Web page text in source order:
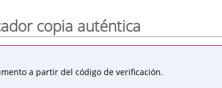
copia auténtica
a partir del código de verificación.